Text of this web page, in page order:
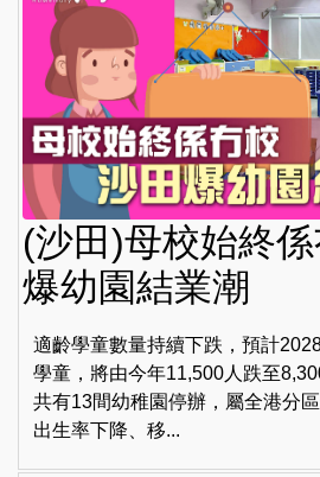
(沙田)母校始終
爆幼園結業潮
適齡學童數量持續下跌，預計
學童，將由今年11,500人跌至
共有13間幼稚園停辦，屬全港分
出生率下降、移...